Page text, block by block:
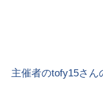
主催者のtofy15さん